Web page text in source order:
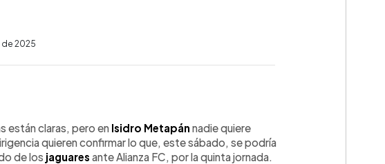
2025
están claras, pero en Isidro Metapán nadie quiere
quieren confirmar lo que, este sábado, se podría
de los jaguares ante Alianza FC, por la quinta jornada.